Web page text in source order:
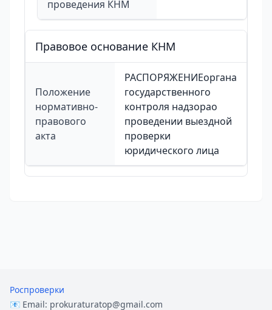
проведения КНМ
Правовое основание КНМ
Положение
нормативно-
правового
акта
РАСПОРЯЖЕНИЕоргана
государственного
контроля надзорао
проведении выездной
проверки
юридического лица
Роспроверки
📧 Email: prokuraturatop@gmail.com